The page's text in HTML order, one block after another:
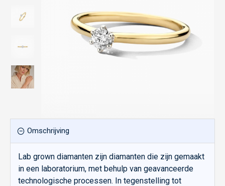
Omschrijving
Lab grown diamanten zijn diamanten die zijn gemaakt
in een laboratorium, met behulp van geavanceerde
technologische processen. In tegenstelling tot